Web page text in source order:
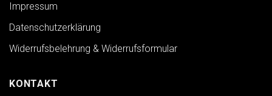
Impressum
Datenschutzerklärung
Widerrufsbelehrung & Widerrufsformular
KONTAKT